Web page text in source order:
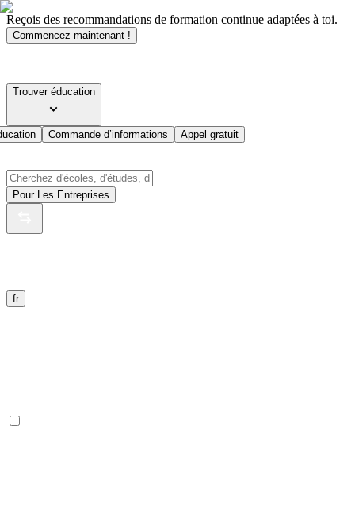
Reçois des recommandations de formation continue adaptées à toi.
Commencez maintenant !
Trouver éducation
Commande d’informations Appel gratuit
Pour Les Entreprises
fr